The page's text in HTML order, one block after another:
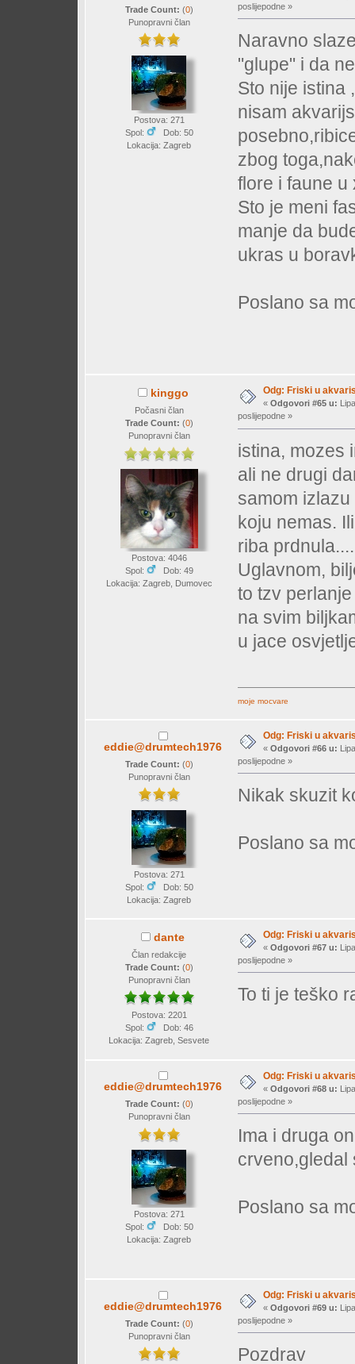
Trade Count: (0)
Punopravni član
Postova: 271
Spol:
Dob: 50
Lokacija: Zagreb
poslijepodne »
Naravno
"glupe" i da
Sto nije istina
nisam
zbog
flore i faune u
Sto je meni
manje da
ukras u
Poslano sa
kinggo
Počasni član
Trade Count: (0)
Punopravni član
Postova: 4046
Spol:
Dob: 49
Lokacija: Zagreb, Dumovec
Odg: Friski u
« Odgovori #65 u:
poslijepodne »
istina, mozes
ali ne drugi
samom
koju nemas.
riba prdnula....
Uglavnom,
to tzv
na svim
u jace
moje mocvare
eddie@drumtech1976
Trade Count: (0)
Punopravni član
Postova: 271
Spol:
Dob: 50
Lokacija: Zagreb
Odg: Friski u
« Odgovori #66 u:
poslijepodne »
Nikak skuzit
Poslano sa
dante
Član redakcije
Trade Count: (0)
Punopravni član
Postova: 2201
Spol:
Dob: 46
Lokacija: Zagreb, Sesvete
Odg: Friski u
« Odgovori #67 u:
poslijepodne »
To ti je teško
eddie@drumtech1976
Trade Count: (0)
Punopravni član
Postova: 271
Spol:
Dob: 50
Lokacija: Zagreb
Odg: Friski u
« Odgovori #68 u:
poslijepodne »
Ima i druga
crveno,gledal
Poslano sa
eddie@drumtech1976
Trade Count: (0)
Punopravni član
Odg: Friski u
« Odgovori #69 u:
poslijepodne »
Pozdrav